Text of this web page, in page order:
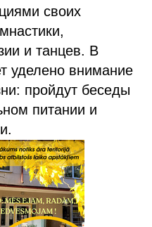
своих
и танцев. В
уделено внимание
пройдут беседы
питании и